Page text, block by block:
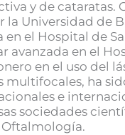
y de cataratas.
la Universidad de
el Hospital de
avanzada en el
en el uso del
multifocales, ha
e
sociedades
Oftalmología.